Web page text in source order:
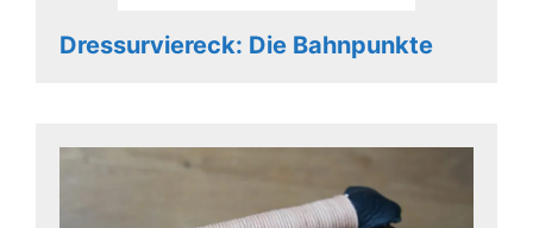
Dressurviereck: Die Bahnpunkte